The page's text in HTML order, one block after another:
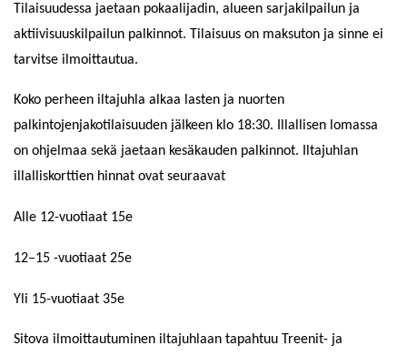
Tilaisuudessa jaetaan pokaalijadin, alueen sarjakilpailun ja
aktiivisuuskilpailun palkinnot. Tilaisuus on maksuton ja sinne ei
tarvitse ilmoittautua.
Koko perheen iltajuhla alkaa lasten ja nuorten
palkintojenjakotilaisuuden jälkeen klo 18:30. Illallisen lomassa
on ohjelmaa sekä jaetaan kesäkauden palkinnot. Iltajuhlan
illalliskorttien hinnat ovat seuraavat
Alle 12-vuotiaat 15e
12–15 -vuotiaat 25e
Yli 15-vuotiaat 35e
Sitova ilmoittautuminen iltajuhlaan tapahtuu Treenit- ja